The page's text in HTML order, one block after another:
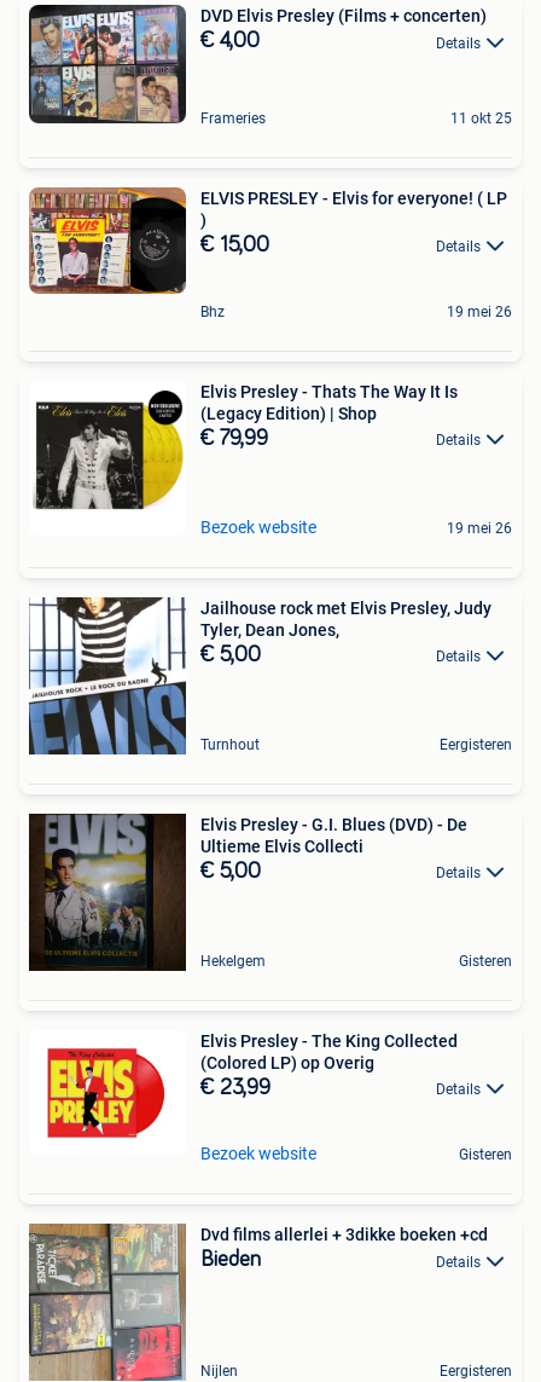
DVD Elvis Presley (Films + concerten)
€ 4,00 Details
Frameries 11 okt 25
ELVIS PRESLEY - Elvis for everyone! ( LP
)
€ 15,00 Details
Bhz 19 mei 26
Elvis Presley - Thats The Way It Is
(Legacy Edition) | Shop
€ 79,99 Details
Bezoek website 19 mei 26
Jailhouse rock met Elvis Presley, Judy
Tyler, Dean Jones,
€ 5,00 Details
Turnhout Eergisteren
Elvis Presley - G.I. Blues (DVD) - De
Ultieme Elvis Collecti
€ 5,00 Details
Hekelgem Gisteren
Elvis Presley - The King Collected
(Colored LP) op Overig
€ 23,99 Details
Bezoek website Gisteren
Dvd films allerlei + 3dikke boeken +cd
Bieden Details
Nijlen Eergisteren